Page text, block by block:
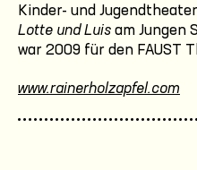
Kinder- und
Lotte und Luis am Jungen
war 2009 für den FAUST
www.rainerholzapfel.com